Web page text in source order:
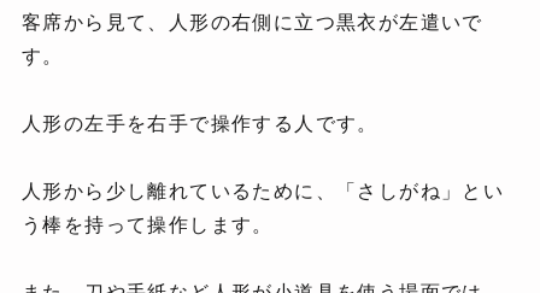
客席から見て、人形の右側に立つ黒衣が左遣いで
す。
人形の左手を右手で操作する人です。
人形から少し離れているために、「さしがね」とい
う棒を持って操作します。